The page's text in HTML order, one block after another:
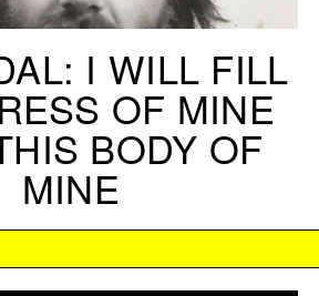
I WILL FILL
OF MINE
BODY OF
MINE